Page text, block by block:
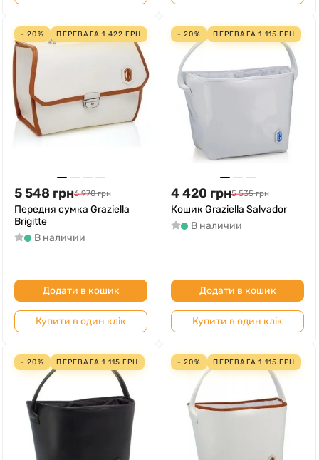
- 20% ПЕРЕВАГА1 422 ГРН
5 548 грн6 970 грн
Передня сумка Graziella
Brigitte
В наличии
Додати в кошик
Купити в один клік
- 20% ПЕРЕВАГА1 115 ГРН
4 420 грн5 535 грн
Кошик Graziella Salvador
В наличии
Додати в кошик
Купити в один клік
- 20% ПЕРЕВАГА1 115 ГРН - 20% ПЕРЕВАГА1 115 ГРН